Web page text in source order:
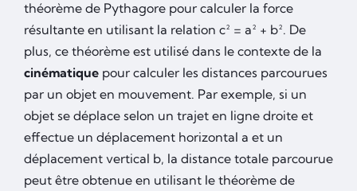
théorème de Pythagore pour calculer la force
résultante en utilisant la relation c² = a² + b². De
plus, ce théorème est utilisé dans le contexte de la
cinématique pour calculer les distances parcourues
par un objet en mouvement. Par exemple, si un
objet se déplace selon un trajet en ligne droite et
effectue un déplacement horizontal a et un
déplacement vertical b, la distance totale parcourue
peut être obtenue en utilisant le théorème de